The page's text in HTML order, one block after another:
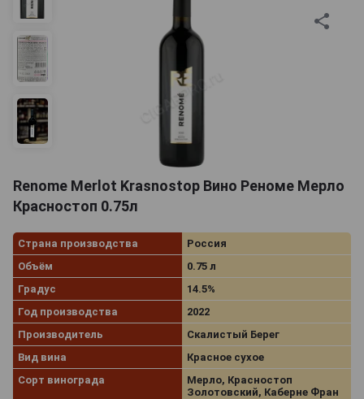
Renome Merlot Krasnostop Вино Реноме Мерло
Красностоп 0.75л
Страна производства
Россия
Объём
0.75 л
Градус
14.5%
Год производства
2022
Производитель
Скалистый Берег
Вид вина
Красное сухое
Сорт винограда
Мерло, Красностоп
Золотовский, Каберне Фран